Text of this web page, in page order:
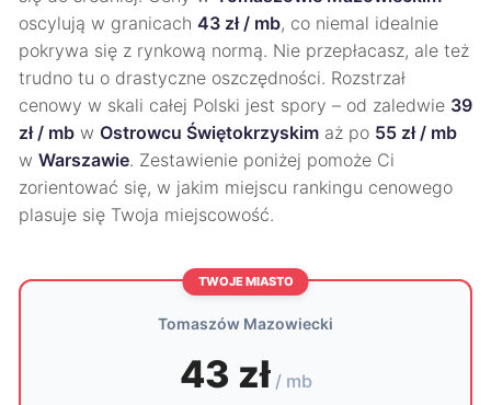
oscylują w granicach 43 zł / mb, co niemal idealnie
pokrywa się z rynkową normą. Nie przepłacasz, ale też
trudno tu o drastyczne oszczędności. Rozstrzał
cenowy w skali całej Polski jest spory – od zaledwie 39
zł / mb w Ostrowcu Świętokrzyskim aż po 55 zł / mb
w Warszawie. Zestawienie poniżej pomoże Ci
zorientować się, w jakim miejscu rankingu cenowego
plasuje się Twoja miejscowość.
TWOJE MIASTO
Tomaszów Mazowiecki
43 zł / mb